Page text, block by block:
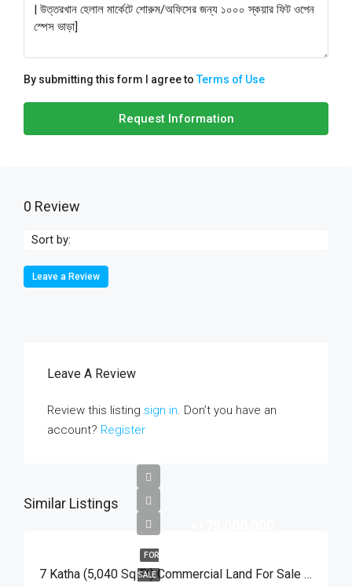
By submitting this form I agree toTerms of Use
Request Information
0 Review
Sort by:
Leave a Review
Leave A Review
Review this listing sign in. Don’t you have an
account? Register
Similar Listings
FOR
SALE 7 Katha (5,040 Sq Ft) Commercial Land For Sale At Agrabad Sheikh Mujib Main Road, Chattogram | চট্টগ্রামের আগ্রাবাদ শেখ মুজিব মেইন রোডে ৭ কাঠার বাণিজ্যিক প্লট বিক্রয়